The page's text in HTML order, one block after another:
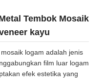
Tembok Mosaik
kayu
logam adalah jenis
film luar logam
efek estetika yang